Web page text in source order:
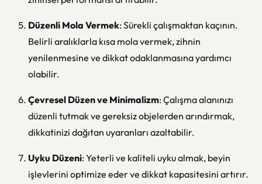
Düzenli Mola Vermek: Sürekli çalışmaktan kaçının.
Belirli aralıklarla kısa mola vermek, zihnin
yenilenmesine ve dikkat odaklanmasına yardımcı
olabilir.
Çevresel Düzen ve Minimalizm: Çalışma alanınızı
düzenli tutmak ve gereksiz objelerden arındırmak,
dikkatinizi dağıtan uyaranları azaltabilir.
Uyku Düzeni: Yeterli ve kaliteli uyku almak, beyin
işlevlerini optimize eder ve dikkat kapasitesini artırır.